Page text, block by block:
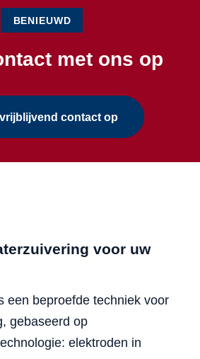
BENIEUWD
met ons op
vrijblijvend contact op
voor uw
een beproefde techniek voor
gebaseerd op
elektroden in